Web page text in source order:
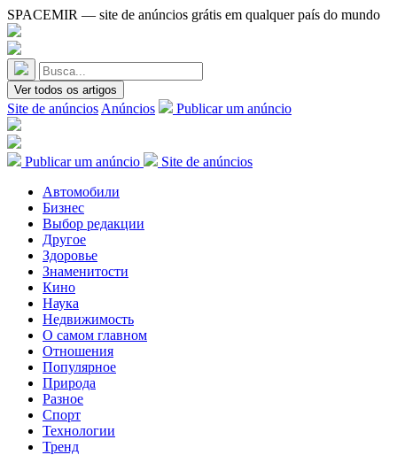
SPACEMIR — site de anúncios grátis em qualquer país do mundo
Ver todos os artigos
Site de anúncios Anúncios Publicar um anúncio
Publicar um anúncio
Site de anúncios
Автомобили
Бизнес
Выбор редакции
Другое
Здоровье
Знаменитости
Кино
Наука
Недвижимость
О самом главном
Отношения
Популярное
Природа
Разное
Спорт
Технологии
Тренд